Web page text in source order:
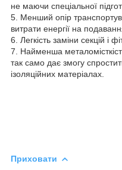
не маючи спеціальної
5. Менший опір
витрати енергії на
6. Легкість заміни секцій і
7. Найменша
так само дає змогу
ізоляційних матеріалах.
Приховати